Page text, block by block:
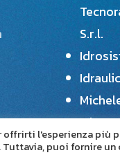
S.r.l.
l'esperienza più
puoi fornire